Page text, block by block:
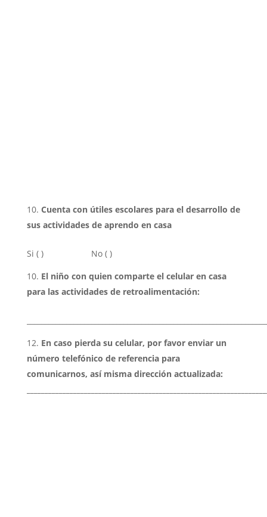
Cuenta con útiles escolares para el desarrollo de
sus actividades de aprendo en casa
Si ( ) No ( )
El niño con quien comparte el celular en casa
para las actividades de retroalimentación:
En caso pierda su celular, por favor enviar un
número telefónico de referencia para
comunicarnos, así misma dirección actualizada: